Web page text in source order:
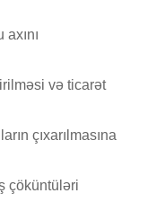
axını
və ticarət
çıxarılmasına
çöküntüləri